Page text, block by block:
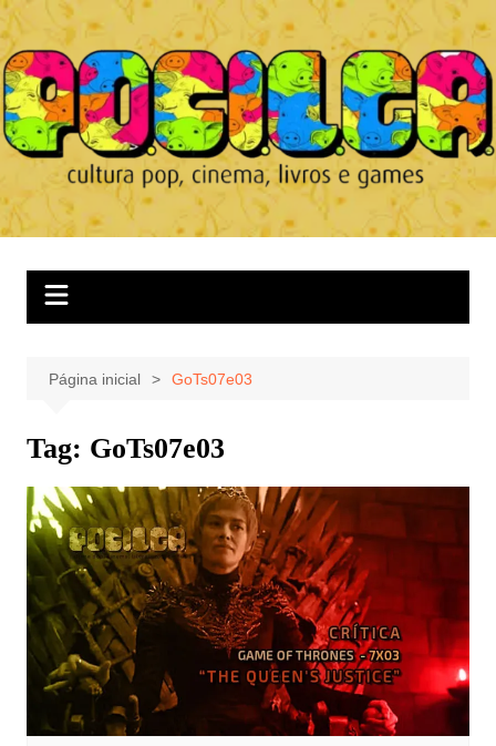
Ir
para
o
conteúdo
Página inicial GoTs07e03
Tag: GoTs07e03